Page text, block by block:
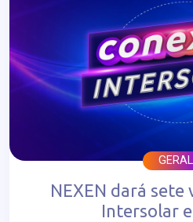
GERAL
NEXEN dará sete
Intersolar